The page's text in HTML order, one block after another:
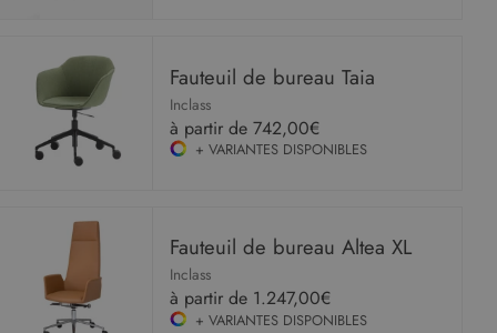
Fauteuil de bureau Taia
Inclass
à partir de742,00€
+ VARIANTES DISPONIBLES
Fauteuil de bureau Altea XL
Inclass
à partir de 1.247,00€
+ VARIANTES DISPONIBLES